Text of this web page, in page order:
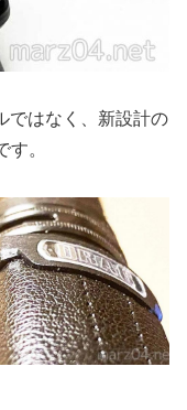
ではなく、新設計の
。